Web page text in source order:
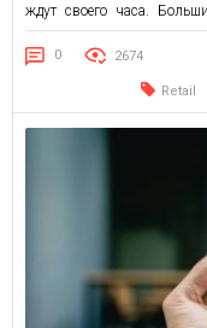
ждут своего часа.
через «объявления» и
вариант — это переписка с
0 2674
Retail